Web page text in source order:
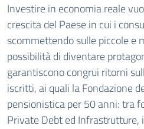
Investire in economia reale
crescita del Paese in cui i
scommettendo sulle piccole e
possibilità di diventare
garantiscono congrui ritorni
iscritti, ai quali la Fondazione
pensionistica per 50 anni: tra
Private Debt ed